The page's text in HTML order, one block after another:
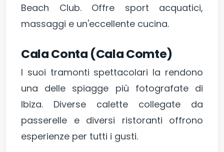
Beach Club. Offre sport acquatici,
massaggi e un'eccellente cucina.
Cala Conta (Cala Comte)
I suoi tramonti spettacolari la rendono
una delle spiagge più fotografate di
Ibiza. Diverse calette collegate da
passerelle e diversi ristoranti offrono
esperienze per tutti i gusti.